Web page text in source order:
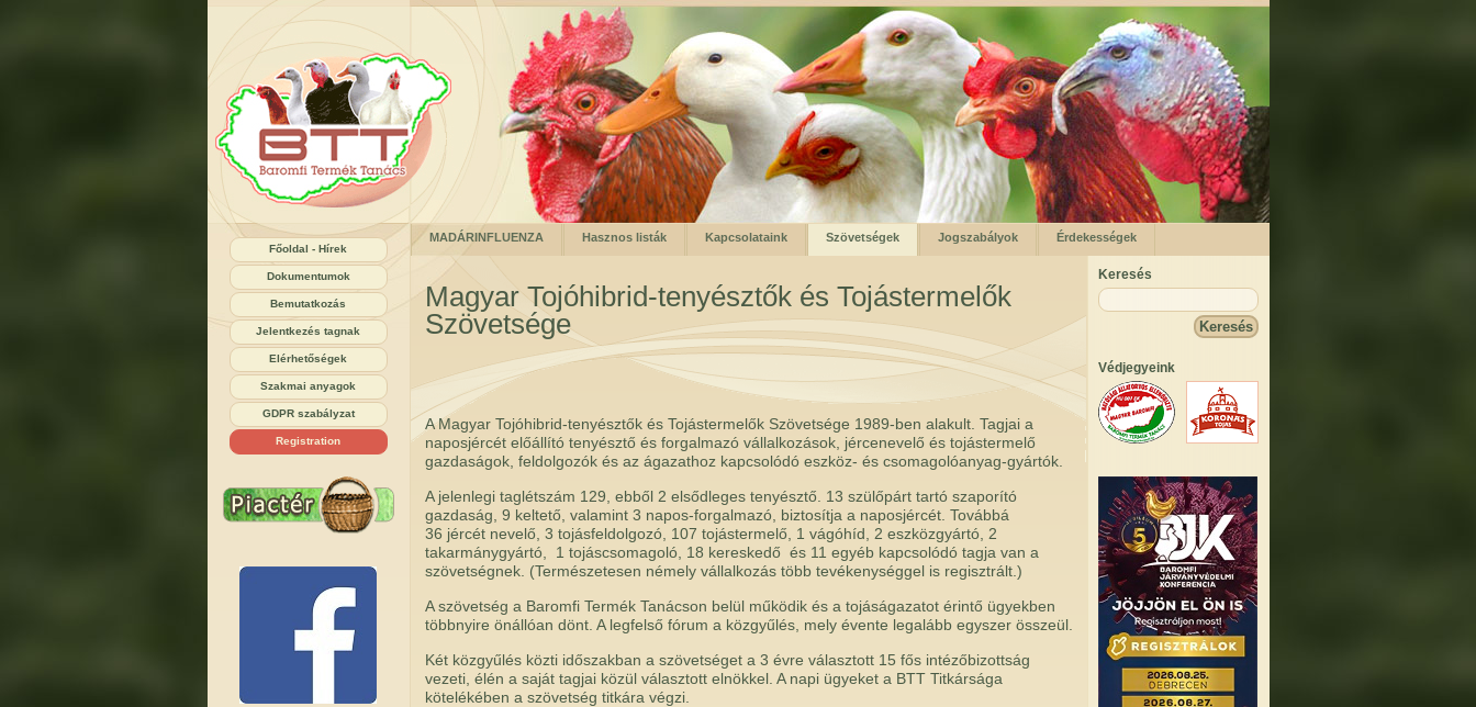
Főoldal - Hírek
Dokumentumok
Bemutatkozás
Jelentkezés tagnak
Elérhetőségek
Szakmai anyagok
GDPR szabályzat
Registration
MADÁRINFLUENZA Hasznos listák Kapcsolataink Szövetségek Jogszabályok Érdekességek
Magyar Tojóhibrid-tenyésztők és Tojástermelők
Szövetsége
A Magyar Tojóhibrid-tenyésztők és Tojástermelők Szövetsége 1989-ben alakult. Tagjai a
naposjércét előállító tenyésztő és forgalmazó vállalkozások, jércenevelő és tojástermelő
gazdaságok, feldolgozók és az ágazathoz kapcsolódó eszköz- és csomagolóanyag-gyártók.
A jelenlegi taglétszám 129, ebből 2 elsődleges tenyésztő. 13 szülőpárt tartó szaporító
gazdaság, 9 keltető, valamint 3 napos-forgalmazó, biztosítja a naposjércét. Továbbá
36 jércét nevelő, 3 tojásfeldolgozó, 107 tojástermelő, 1 vágóhíd, 2 eszközgyártó, 2
takarmánygyártó, 1 tojáscsomagoló, 18 kereskedő és 11 egyéb kapcsolódó tagja van a
szövetségnek. (Természetesen némely vállalkozás több tevékenységgel is regisztrált.)
A szövetség a Baromfi Termék Tanácson belül működik és a tojáságazatot érintő ügyekben
többnyire önállóan dönt. A legfelső fórum a közgyűlés, mely évente legalább egyszer összeül.
Két közgyűlés közti időszakban a szövetséget a 3 évre választott 15 fős intézőbizottság
vezeti, élén a saját tagjai közül választott elnökkel. A napi ügyeket a BTT Titkársága
kötelékében a szövetség titkára végzi.
Keresés
Védjegyeink